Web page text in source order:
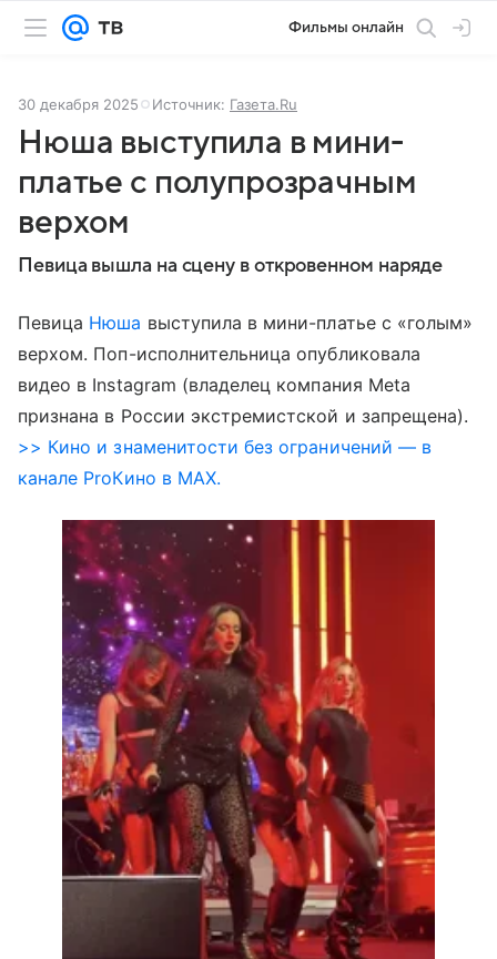
Фильмы онлайн
30 декабря 2025 Источник: Газета.Ru
Нюша выступила в мини-
платье с полупрозрачным
верхом
Певица вышла на сцену в откровенном наряде
Певица Нюша выступила в мини-платье с «голым»
верхом. Поп-исполнительница опубликовала
видео в Instagram (владелец компания Meta
признана в России экстремистской и запрещена).
>> Кино и знаменитости без ограничений — в
канале ProКино в MAX.